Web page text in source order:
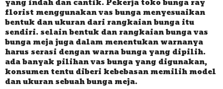
yang indah dan cantik. Pekerja toko bunga ray
florist menggunakan vas bunga menyesuaikan
bentuk dan ukuran dari rangkaian bunga itu
sendiri. selain bentuk dan rangkaian bunga vas
bunga meja juga dalam menentukan warnanya
harus serasi dengan warna bunga yang dipilih.
ada banyak pilihan vas bunga yang digunakan,
konsumen tentu diberi kebebasan memilih model
dan ukuran sebuah bunga meja.